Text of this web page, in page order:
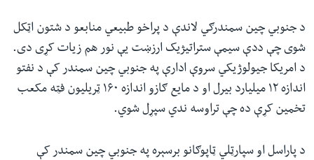
د جنوبي چین سمندرګي لاندې د پراخو طبیعي منابعو د شتون اټکل
شوی چې ددې سیمې ستراتیژیک ارزښت یې نور هم زیات کړی دی.
د امریکا جیولوژیکي سروې ادارې په جنوبي چین سمندر کې د نفتو
اندازه ۱۲ میلیارد بیرل او د مایع ګازو اندازه ۱۶۰ ټریلیون فټه مکعب
تخمین کړې ده چې تراوسه ندي سپړل شوي.
د پاراسل او سپارټلي ټاپوګانو برسېره په جنوبي چین سمندر کې